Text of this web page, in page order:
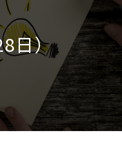
トライアル on AWS
マニュアル
お問い合わせ
トライアル on AWS
マニュアル
お問い合わせ
トライアル on AWS
マニュアル
お問い合わせ
トライアル on AWS
マニュアル
お問い合わせ
トライアル on AWS
マニュアル
お問い合わせ
トライアル on AWS
マニュアル
お問い合わせ
トライアル on AWS
マニュアル
お問い合わせ
日）